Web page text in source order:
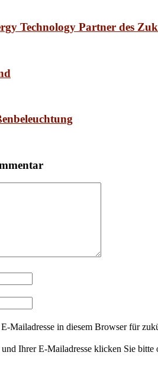
Technology Partner des
Mailadresse in diesem Browser für
Ihrer E-Mailadresse klicken Sie